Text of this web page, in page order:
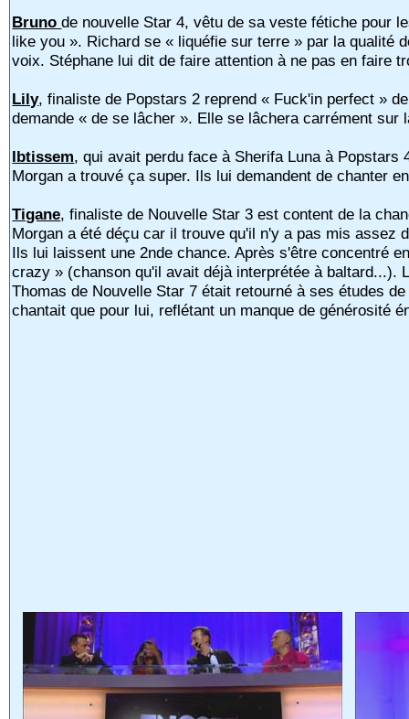
Brunode nouvelle Star 4, vêtu de sa veste fétiche pour
like you ». Richard se « liquéfie sur terre » par la qualité
voix. Stéphane lui dit de faire attention à ne pas en faire
Lily, finaliste de Popstars 2 reprend « Fuck'in perfect »
demande « de se lâcher ». Elle se lâchera carrément sur
Ibtissem, qui avait perdu face à Sherifa Luna à
Morgan a trouvé ça super. Ils lui demandent de chanter
Tigane, finaliste de Nouvelle Star 3 est content de la
Morgan a été déçu car il trouve qu'il n'y a pas mis assez
Ils lui laissent une 2nde chance. Après s'être concentré
crazy » (chanson qu'il avait déjà interprétée à
Thomas de Nouvelle Star 7 était retourné à ses études
chantait que pour lui, reflétant un manque de générosité